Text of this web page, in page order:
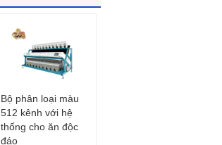
Bộ phân loại màu
512 kênh với hệ
thống cho ăn độc
đáo